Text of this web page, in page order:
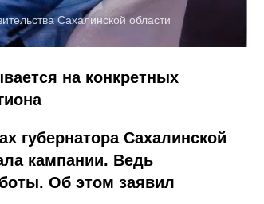
Сахалинской области
на конкретных
губернатора Сахалинской
кампании. Ведь
Об этом заявил